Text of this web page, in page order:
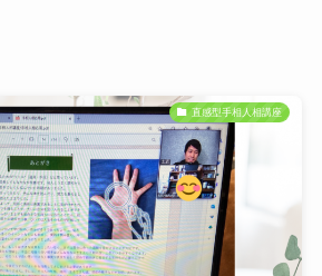
直感型手相人相講座